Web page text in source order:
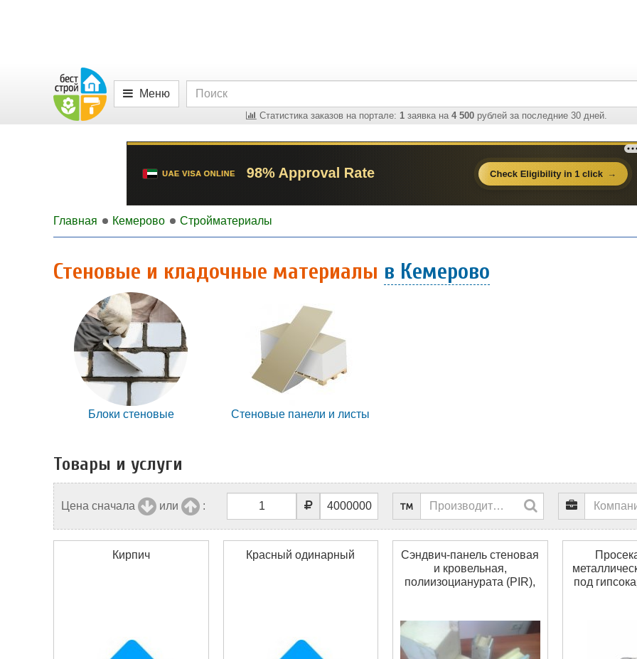
Меню
Статистика заказов на портале: 1заявка на 4 500рублей за последние 30 дней.
Главная Кемерово Стройматериалы
Стеновые и кладочные материалы в Кемерово
Блоки стеновые Стеновые панели и листы
Товары и услуги
Цена сначала или :
Кирпич Красный одинарный
Сэндвич-панель стеновая
и кровельная,
полиизоцианурата (PIR),
под